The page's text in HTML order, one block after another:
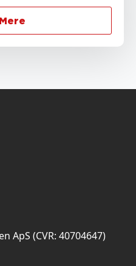
ApS (CVR: 40704647)